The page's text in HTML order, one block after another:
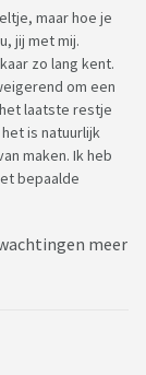
maar hoe je
jij met mij.
zo lang kent.
om een
laatste restje
is natuurlijk
maken. Ik heb
bepaalde
meer